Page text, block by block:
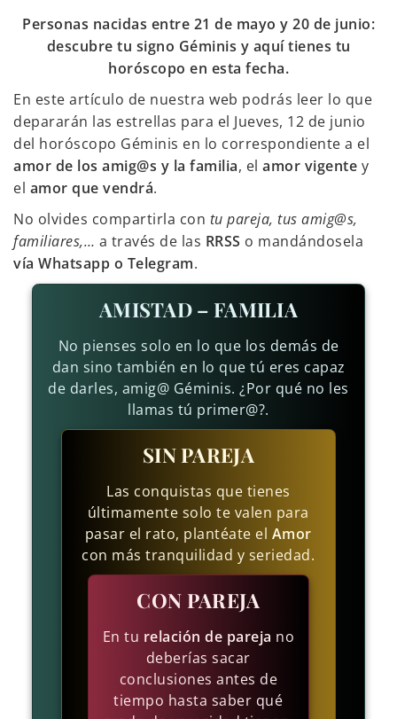
Personas nacidas entre 21 de mayo y 20 de junio:
descubre tu signo Géminis y aquí tienes tu
horóscopo en esta fecha.
En este artículo de nuestra web podrás leer lo que
depararán las estrellas para el Jueves, 12 de junio
del horóscopo Géminis en lo correspondiente a el
amor de los amig@s y la familia, el amor vigente y
el amor que vendrá.
No olvides compartirla con tu pareja, tus amig@s,
familiares,… a través de las RRSS o mandándosela
vía Whatsapp o Telegram.
AMISTAD – FAMILIA
No pienses solo en lo que los demás de
dan sino también en lo que tú eres capaz
de darles, amig@ Géminis. ¿Por qué no les
llamas tú primer@?.
SIN PAREJA
Las conquistas que tienes
últimamente solo te valen para
pasar el rato, plantéate el Amor
con más tranquilidad y seriedad.
CON PAREJA
En tu relación de pareja no
deberías sacar
conclusiones antes de
tiempo hasta saber qué